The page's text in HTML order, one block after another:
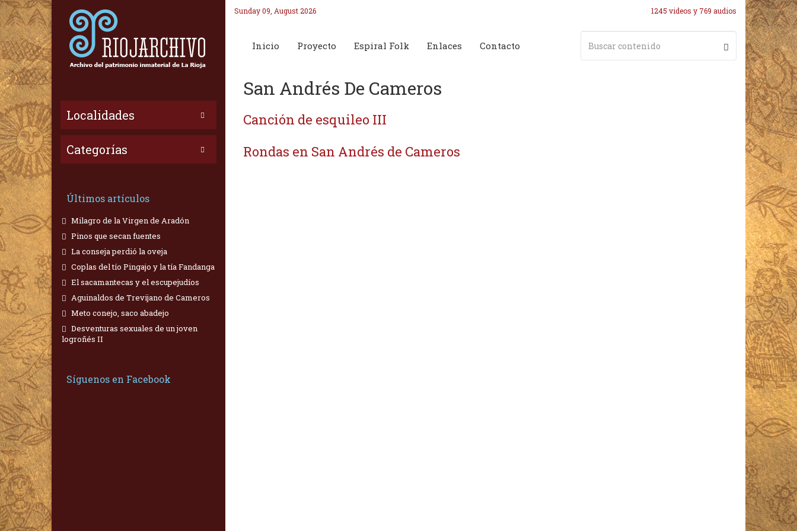
Localidades
Categorías
Últimos artículos
Milagro de la Virgen de Aradón
Pinos que secan fuentes
La conseja perdió la oveja
Coplas del tío Pingajo y la tía Fandanga
El sacamantecas y el escupejudíos
Aguinaldos de Trevijano de Cameros
Meto conejo, saco abadejo
Desventuras sexuales de un joven
logroñés II
Síguenos en Facebook
Sunday 09, August 2026 1245 videos y 769 audios
Inicio Proyecto Espiral Folk Enlaces Contacto
San Andrés De Cameros
Canción de esquileo III
Rondas en San Andrés de Cameros